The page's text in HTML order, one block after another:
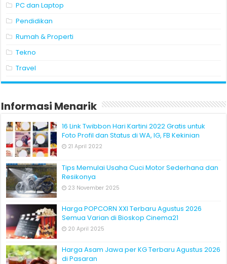
PC dan Laptop
Pendidikan
Rumah & Properti
Tekno
Travel
Informasi Menarik
16 Link Twibbon Hari Kartini 2022 Gratis untuk
Foto Profil dan Status di WA, IG, FB Kekinian
21 April 2022
Tips Memulai Usaha Cuci Motor Sederhana dan
Resikonya
23 November 2025
Harga POPCORN XXI Terbaru Agustus 2026
Semua Varian di Bioskop Cinema21
20 April 2025
Harga Asam Jawa per KG Terbaru Agustus 2026
di Pasaran